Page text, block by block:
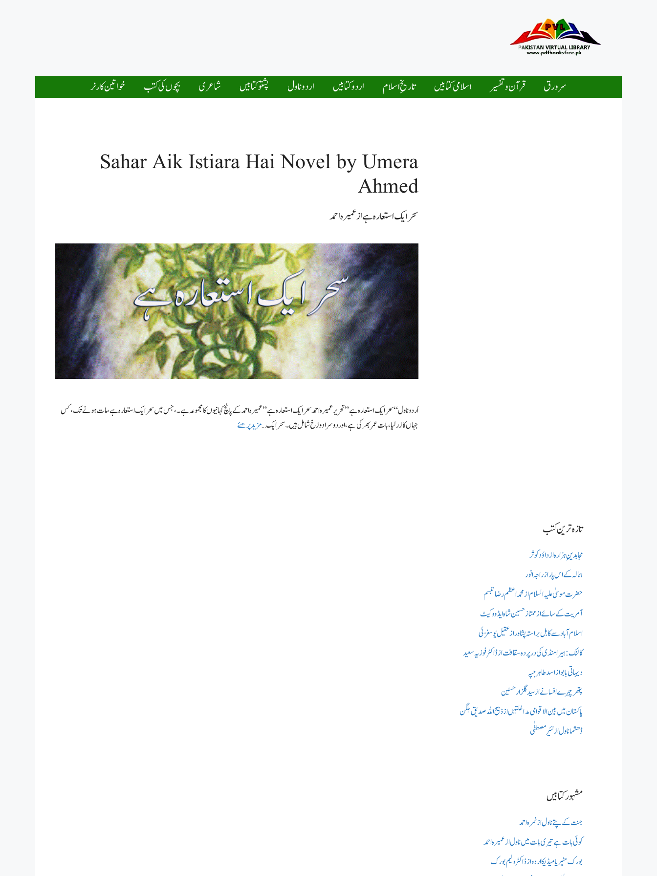
سرورق قرآن و تفسیر اسلامی کتابیں تاریخِ اسلام اردو کتابیں اردو ناول پشتو کتابیں شاعری بچوں کی کتب خواتین کارنر
Sahar Aik Istiara Hai Novel by Umera
Ahmed
سحر ایک استعارہ ہے از عمیرہ احمد
اُردو ناول “سحرایک استعارہ ہے” تحریر عمیرہ احمد سحر ایک استعارہ ہے” عمیرہ احمد کے پانچ کہانیوں کا مجموعہ ہے۔، جس میں سحر ایک استعارہ ہے ، مات ہونے تک ، کس
جہاں کا زر لیا ، بات عمر بھر کی ہے ، اور دوسرا دوزخ شامل ہیں۔ سحر ایک …مزید پرھئے
تازہ ترین کتب
مجاہدینِ ہزارہ از داؤد کوثر
ہمالہ کے اس پار از راجہ انور
حضرت موسیٰ علیہ السلام از محمد اعظم رضا تبسم
آمریت کے سائے از ممتاز حسین شاہ ایڈووکیٹ
اسلام آباد سے کابل براستہ پشاور از عقیل یوسفزئی
کالنک: ہیرا منڈی کی در پردہ سقافت از ڈاکٹر فوزیہ سعید
دیہاتی بابو از اسد طاہر جپہ
پتھر چہرے افسانے از سید گلزار حسنین
پاکستان میں بین الاقوامی مداخلتیں از ذبیح اللہ صدیق بلگن
ڈھشما ناول از نئیر مصطفٰی
مشہور کتابیں
جنت کے پتے ناول از نمرہ احمد
کوئی بات ہے تیری بات میں ناول از عمیرہ احمد
بورک مٹیریا میڈیکااردو از ڈاکٹر ولیم بورک